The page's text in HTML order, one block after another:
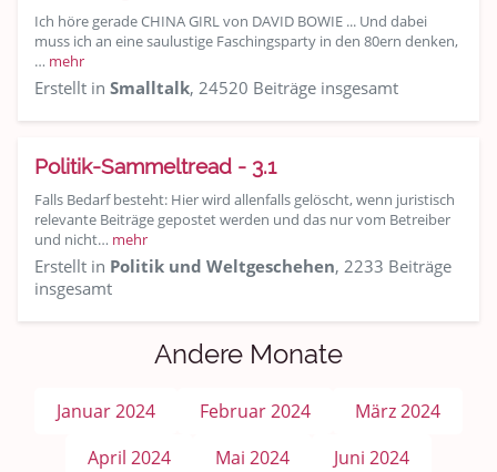
Ich höre gerade CHINA GIRL von DAVID BOWIE ... Und dabei
muss ich an eine saulustige Faschingsparty in den 80ern denken,
… mehr
Erstellt in Smalltalk, 24520 Beiträge insgesamt
Politik-Sammeltread - 3.1
Falls Bedarf besteht: Hier wird allenfalls gelöscht, wenn juristisch
relevante Beiträge gepostet werden und das nur vom Betreiber
und nicht… mehr
Erstellt in Politik und Weltgeschehen, 2233 Beiträge
insgesamt
Andere Monate
Januar 2024 Februar 2024
März 2024
April 2024
Mai 2024
Juni 2024